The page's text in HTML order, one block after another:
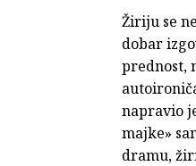
Žiriju se
dobar
prednost,
napravio
majke»
dramu,